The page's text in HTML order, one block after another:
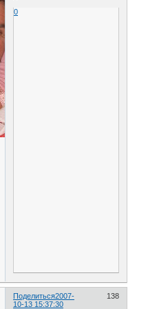
0
Поделиться 138
2007-
10-13 15:37:30